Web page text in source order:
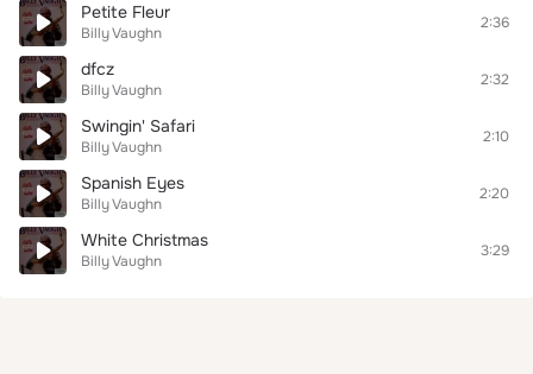
Petite Fleur
Billy Vaughn
2:36
dfcz
Billy Vaughn
2:32
Swingin' Safari
Billy Vaughn
2:10
Spanish Eyes
Billy Vaughn
2:20
White Christmas
Billy Vaughn
3:29